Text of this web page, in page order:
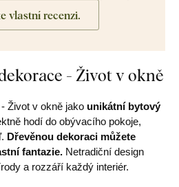
vlastní recenzi.
- Život v okně
Život v okně jako unikátní bytový
hodí do obývacího pokoje,
Dřevěnou dekoraci můžete
fantazie. Netradiční design
a rozzáří každý interiér.